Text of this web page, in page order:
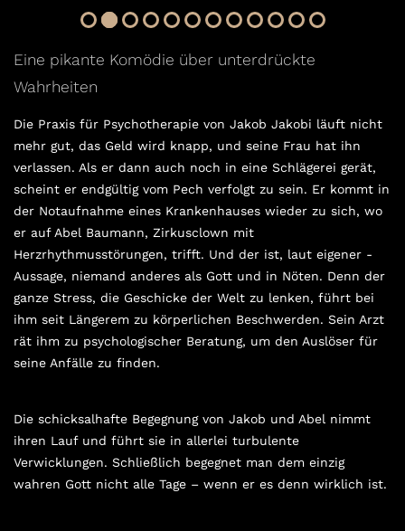
Eine pikante Komödie über unterdrückte
Wahrheiten
Die Praxis für Psychotherapie von Jakob ­Jakobi läuft nicht
mehr gut, das Geld wird knapp, und seine Frau hat ihn
verlassen. Als er dann auch noch in eine Schlägerei gerät,
scheint er endgültig vom Pech verfolgt zu sein. Er kommt in
der Notaufnahme eines Krankenhauses wieder zu sich, wo
er auf Abel Baumann, Zirkusclown mit
Herzrhythmusstörungen, trifft. Und der ist, laut eigener ­
Aussage, niemand anderes als Gott und in Nöten. Denn der
ganze Stress, die Geschicke der Welt zu lenken, führt bei
ihm seit Längerem zu körperlichen Beschwerden. Sein Arzt
rät ihm zu psychologischer Beratung, um den Auslöser für
seine Anfälle zu ­finden.
Die schicksalhafte Begegnung von Jakob und Abel nimmt
ihren Lauf und führt sie in allerlei turbulente
Verwicklungen. Schließlich begegnet man dem einzig
wahren Gott nicht alle Tage – wenn er es denn wirklich ist.